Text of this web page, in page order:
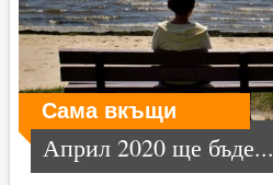
Сама вкъщи
Април 2020 ще бъде...